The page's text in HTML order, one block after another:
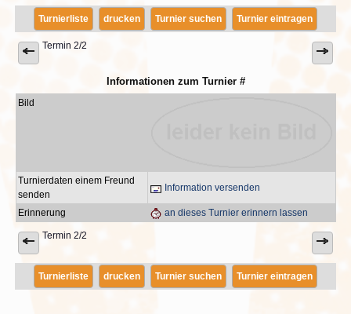
Turnierliste drucken Turnier suchen Turnier eintragen
Termin 2/2
Informationen zum Turnier #
Bild
Turnierdaten einem Freund
senden
Information versenden
Erinnerung an dieses Turnier erinnern lassen
Termin 2/2
Turnierliste drucken Turnier suchen Turnier eintragen